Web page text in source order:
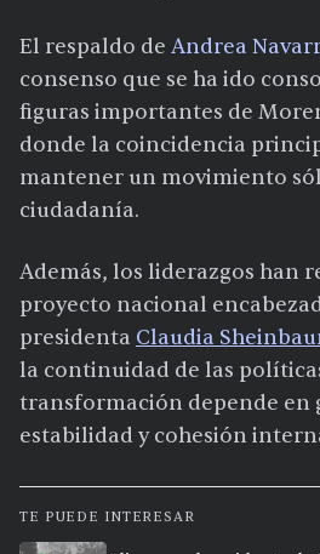
El respaldo de Andrea
consenso que se ha ido
figuras importantes de
donde la coincidencia
mantener un movimiento
ciudadanía.
Además, los liderazgos han
proyecto nacional
presidenta Claudia
la continuidad de las
transformación depende en
estabilidad y cohesión
TE PUEDE INTERESAR